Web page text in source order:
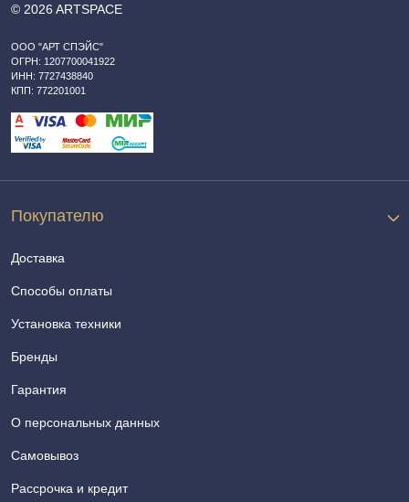
© 2026 ARTSPACE
ООО "АРТ СПЭЙС"
ОГРН: 1207700041922
ИНН: 7727438840
КПП: 772201001
Покупателю
Доставка
Способы оплаты
Установка техники
Бренды
Гарантия
О персональных данных
Самовывоз
Рассрочка и кредит